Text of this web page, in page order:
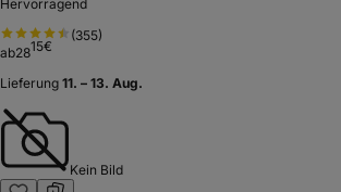
Hervorragend
(355)
ab2815€
Lieferung 11. – 13. Aug.
Kein Bild